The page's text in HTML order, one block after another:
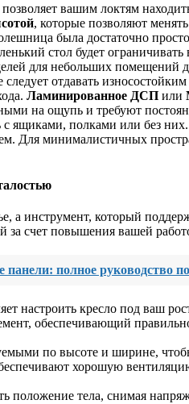
вашим локтям
, которые позволяют
была достаточно
стол будет
для небольших помещений
следует отдавать
Ламинированное ДСП или
на ощупь и требуют
ящиками, полками или без
Для минималистичных
а инструмент, который
за счет повышения вашей
полное руководство
настроить кресло под ваш
обеспечивающий
по высоте и ширине,
хорошую
положение тела, снимая